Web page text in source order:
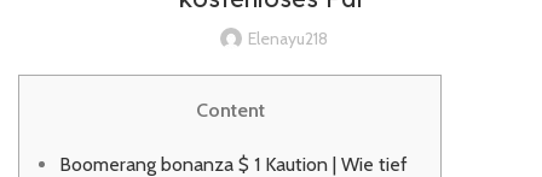
Elenayu218
Content
Boomerang bonanza $ 1 Kaution | Wie tief